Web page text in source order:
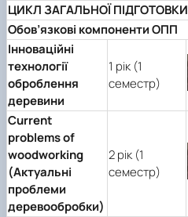
ЦИКЛ ЗАГАЛЬНОЇ ПІДГОТОВКИ
Обов’язкові компоненти ОПП
Інноваційні
технології
оброблення
деревини
1 рік (1
семестр)
Current
problems of
woodworking
(Актуальні
проблеми
деревообробки)
2 рік (1
семестр)